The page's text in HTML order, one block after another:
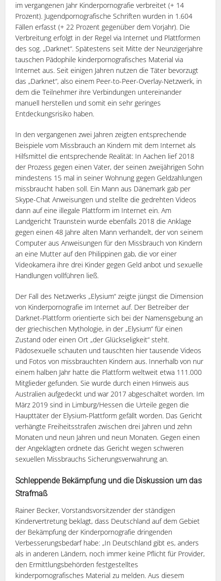
im vergangenen Jahr Kinderpornografie verbreitet (+ 14
Prozent). Jugendpornografische Schriften wurden in 1.604
Fällen erfasst (+ 22 Prozent gegenüber dem Vorjahr). Die
Verbreitung erfolgt in der Regel via Internet und Plattformen
des sog. „Darknet“. Spätestens seit Mitte der Neunzigerjahre
tauschen Pädophile kinderpornografisches Material via
Internet aus. Seit einigen Jahren nutzen die Täter bevorzugt
das „Darknet“, also einem Peer-to-Peer-Overlay-Netzwerk, in
dem die Teilnehmer ihre Verbindungen untereinander
manuell herstellen und somit ein sehr geringes
Entdeckungsrisiko haben.
In den vergangenen zwei Jahren zeigten entsprechende
Beispiele vom Missbrauch an Kindern mit dem Internet als
Hilfsmittel die entsprechende Realität: In Aachen lief 2018
der Prozess gegen einen Vater, der seinen zweijährigen Sohn
mindestens 15 mal in seiner Wohnung gegen Geldzahlungen
missbraucht haben soll. Ein Mann aus Dänemark gab per
Skype-Chat Anweisungen und stellte die gedrehten Videos
dann auf eine illegale Plattform im Internet ein. Am
Landgericht Traunstein wurde ebenfalls 2018 die Anklage
gegen einen 48 Jahre alten Mann verhandelt, der von seinem
Computer aus Anweisungen für den Missbrauch von Kindern
an eine Mutter auf den Philippinen gab, die vor einer
Videokamera ihre drei Kinder gegen Geld anbot und sexuelle
Handlungen vollführen ließ.
Der Fall des Netzwerks „Elysium“ zeigte jüngst die Dimension
von Kinderpornografie im Internet auf. Der Betreiber der
Darknet-Plattform orientierte sich bei der Namensgebung an
der griechischen Mythologie, in der „Elysium“ für einen
Zustand oder einen Ort „der Glückseligkeit“ steht.
Pädosexuelle schauten und tauschten hier tausende Videos
und Fotos von missbrauchten Kindern aus. Innerhalb von nur
einem halben Jahr hatte die Plattform weltweit etwa 111.000
Mitglieder gefunden. Sie wurde durch einen Hinweis aus
Australien aufgedeckt und war 2017 abgeschaltet worden. Im
März 2019 sind in Limburg/Hessen die Urteile gegen die
Haupttäter der Elysium-Plattform gefällt worden. Das Gericht
verhängte Freiheitsstrafen zwischen drei Jahren und zehn
Monaten und neun Jahren und neun Monaten. Gegen einen
der Angeklagten ordnete das Gericht wegen schweren
sexuellen Missbrauchs Sicherungsverwahrung an.
Schleppende Bekämpfung und die Diskussion um das
Strafmaß
Rainer Becker, Vorstandsvorsitzender der ständigen
Kindervertretung beklagt, dass Deutschland auf dem Gebiet
der Bekämpfung der Kinderpornografie dringenden
Verbesserungsbedarf habe: „In Deutschland gibt es, anders
als in anderen Ländern, noch immer keine Pflicht für Provider,
den Ermittlungsbehörden festgestelltes
kinderpornografisches Material zu melden. Aus diesem